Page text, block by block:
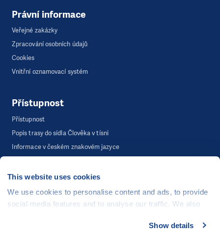
This website uses cookies
We use cookies to personalise content and ads, to provide
social media features and to analyse our traffic. We also
media, advertising and analytics partners who may
Show details
Právní informace
Veřejné zakázky
Zpracování osobních údajů
Cookies
Vnitřní oznamovací systém
Přístupnost
Přístupnost
Popis trasy do sídla Člověka v tísni
Informace v českém znakovém jazyce
Webová stránka běží na bezplatně poskytnutém server hostingu od
CZECHIA.COM. Děkujeme.